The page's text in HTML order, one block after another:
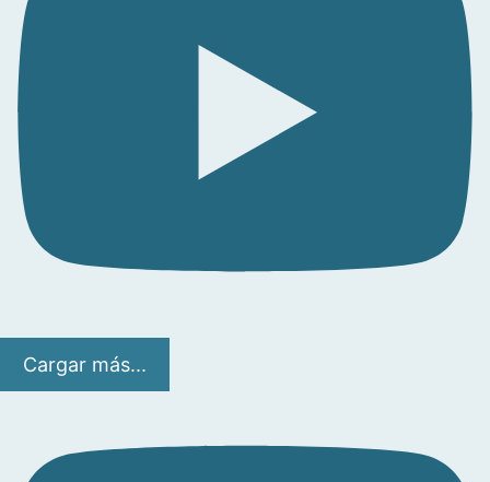
Cargar más...